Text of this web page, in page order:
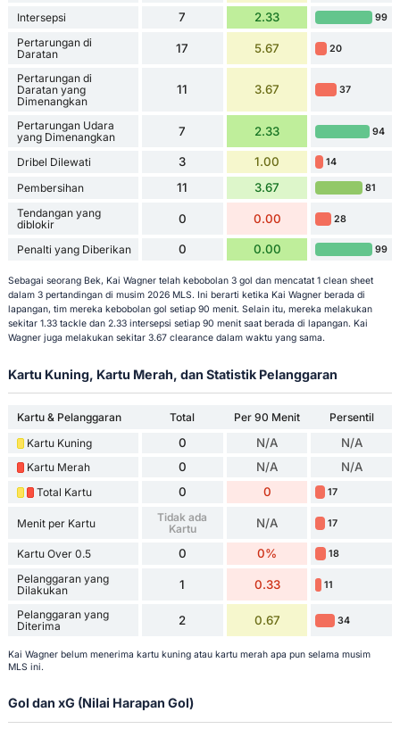
Intersepsi 7 2.33 99
Pertarungan di
Daratan
17 5.67 20
Pertarungan di
Daratan yang
Dimenangkan
11 3.67 37
Pertarungan Udara
yang Dimenangkan
7 2.33 94
Dribel Dilewati 3 1.00 14
Pembersihan 11 3.67 81
Tendangan yang
diblokir
0 0.00 28
Penalti yang Diberikan 0 0.00 99
Sebagai seorang Bek, Kai Wagner telah kebobolan 3 gol dan mencatat 1 clean sheet
dalam 3 pertandingan di musim 2026 MLS. Ini berarti ketika Kai Wagner berada di
lapangan, tim mereka kebobolan gol setiap 90 menit. Selain itu, mereka melakukan
sekitar 1.33 tackle dan 2.33 intersepsi setiap 90 menit saat berada di lapangan. Kai
Wagner juga melakukan sekitar 3.67 clearance dalam waktu yang sama.
Kartu Kuning, Kartu Merah, dan Statistik Pelanggaran
Kartu & Pelanggaran Total Per 90 Menit
Persentil
Kartu Kuning
0 N/A N/A
Kartu Merah 0 N/A N/A
Total Kartu 0 0 17
Menit per Kartu
Tidak ada
Kartu
N/A 17
Kartu Over 0.5 0 0% 18
Pelanggaran yang
Dilakukan
1 0.33 11
Pelanggaran yang
Diterima
2 0.67 34
Kai Wagner belum menerima kartu kuning atau kartu merah apa pun selama musim
MLS ini.
Gol dan xG (Nilai Harapan Gol)